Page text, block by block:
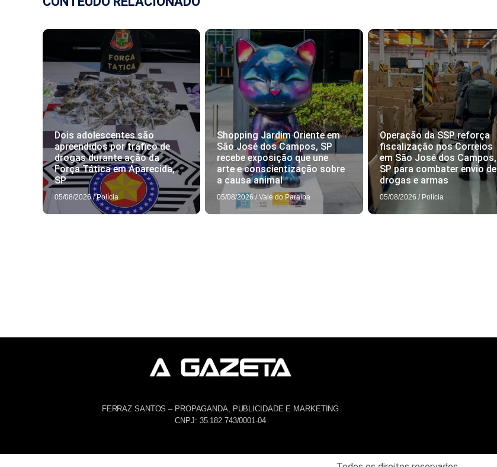
Dois adolescentes são
apreendidos por tráfico de
drogas durante ação da
Força Tática em Aparecida,
SP
05/08/2026 / Polícia
Shopping Jardim Oriente em
São José dos Campos, SP
recebe exposição que une
arte e conscientização sobre
a causa animal
05/08/2026 / Vale do Paraíba
Operação da SSP reforça
fiscalização nos Correios
em São José dos Campos,
SP para combater envio de
drogas e armas
05/08/2026 / Polícia
FERRAZ SANTOS – PROPAGANDA, PUBLICIDADE E MARKETING
CNPJ: 35.182.743/0001-04